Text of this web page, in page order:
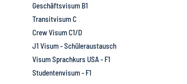
Geschäftsvisum B1
Transitvisum C
Crew Visum C1/D
J1 Visum - Schüleraustausch
Visum Sprachkurs USA - F1
Studentenvisum - F1